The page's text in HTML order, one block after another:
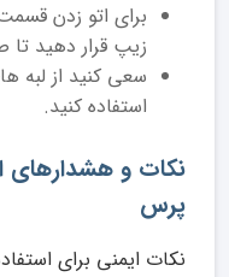
برای اتو زدن
زیپ قرار دهید
سعی کنید از لبه
استفاده کنید.
نکات و هشدارهای
پرس
نکات ایمنی برای